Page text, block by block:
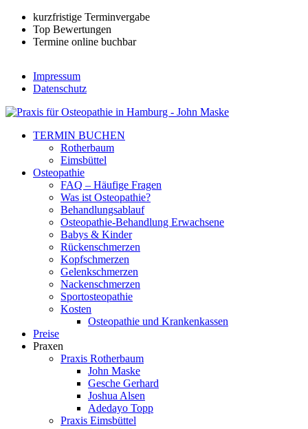
kurzfristige Terminvergabe
Top Bewertungen
Termine online buchbar
Impressum
Datenschutz
TERMIN BUCHEN
Rotherbaum
Eimsbüttel
Osteopathie
FAQ – Häufige Fragen
Was ist Osteopathie?
Behandlungsablauf
Osteopathie-Behandlung Erwachsene
Babys & Kinder
Rückenschmerzen
Kopfschmerzen
Gelenkschmerzen
Nackenschmerzen
Sportosteopathie
Kosten
Osteopathie und Krankenkassen
Preise
Praxen
Praxis Rotherbaum
John Maske
Gesche Gerhard
Joshua Alsen
Adedayo Topp
Praxis Eimsbüttel